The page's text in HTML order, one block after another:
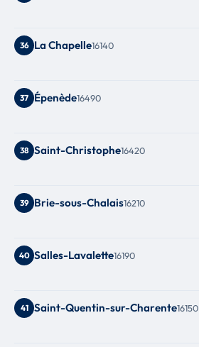
36 La Chapelle16140
37 Épenède16490
38 Saint-Christophe16420
39 Brie-sous-Chalais16210
40 Salles-Lavalette16190
41 Saint-Quentin-sur-Charente16150